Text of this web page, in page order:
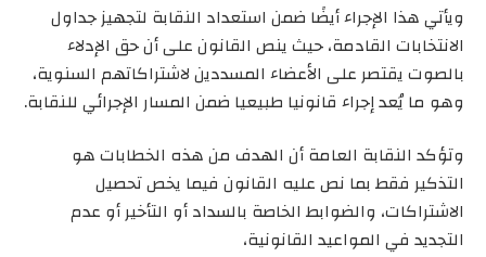
ويأتي هذا الإجراء أيضًا ضمن استعداد النقابة لتجهيز جداول
الانتخابات القادمة، حيث ينص القانون على أن حق الإدلاء
بالصوت يقتصر على الأعضاء المسددين لاشتراكاتهم السنوية،
وهو ما يُعد إجراء قانونيا طبيعيا ضمن المسار الإجرائي للنقابة.
وتؤكد النقابة العامة أن الهدف من هذه الخطابات هو
التذكير فقط بما نص عليه القانون فيما يخص تحصيل
الاشتراكات، والضوابط الخاصة بالسداد أو التأخير أو عدم
التجديد في المواعيد القانونية،